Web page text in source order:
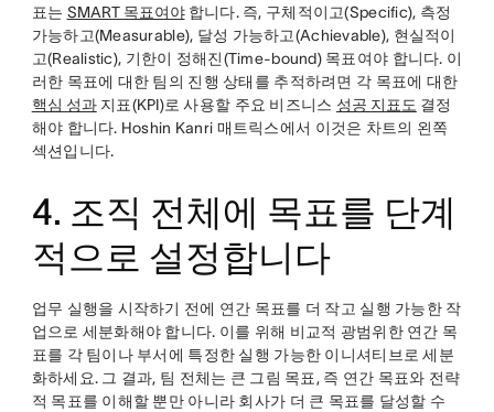
표는 SMART 목표여야합니다. 즉, 구체적이고(Specific), 측정
가능하고(Measurable), 달성 가능하고(Achievable), 현실적이
고(Realistic), 기한이 정해진(Time-bound) 목표여야 합니다. 이
러한 목표에 대한 팀의 진행 상태를 추적하려면 각 목표에 대한
핵심 성과지표(KPI)로 사용할 주요 비즈니스 성공 지표도 결정
해야 합니다. Hoshin Kanri 매트릭스에서 이것은 차트의 왼쪽
섹션입니다.
4. 조직 전체에 목표를 단계
적으로 설정합니다
업무 실행을 시작하기 전에 연간 목표를 더 작고 실행 가능한 작
업으로 세분화해야 합니다. 이를 위해 비교적 광범위한 연간 목
표를 각 팀이나 부서에 특정한 실행 가능한 이니셔티브로 세분
화하세요. 그 결과, 팀 전체는 큰 그림 목표, 즉 연간 목표와 전략
적 목표를 이해할 뿐만 아니라 회사가 더 큰 목표를 달성할 수